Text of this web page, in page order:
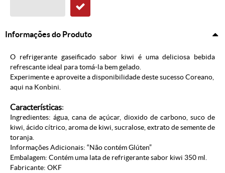
Informações do Produto
O refrigerante gaseificado sabor kiwi é uma deliciosa bebida
refrescante ideal para tomá-la bem gelado.
Experimente e aproveite a disponibilidade deste sucesso Coreano,
aqui na Konbini.
Características:
Ingredientes: água, cana de açúcar, dioxido de carbono, suco de
kiwi, ácido cítrico, aroma de kiwi, sucralose, extrato de semente de
toranja.
Informações Adicionais: “Não contém Glúten”
Embalagem: Contém uma lata de refrigerante sabor kiwi 350 ml.
Fabricante: OKF